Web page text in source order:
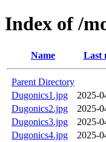
Index of /
Name Last
Parent Directory
Dugonics1.jpg
2025-
Dugonics2.jpg
2025-
Dugonics3.jpg
2025-
Dugonics4.jpg
2025-